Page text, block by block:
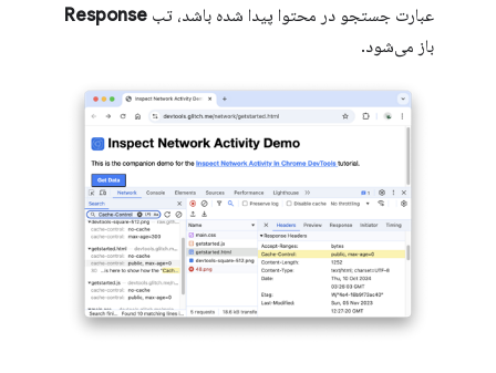
عبارت جستجو در محتوا پیدا شده باشد، تب Response
باز می‌شود.